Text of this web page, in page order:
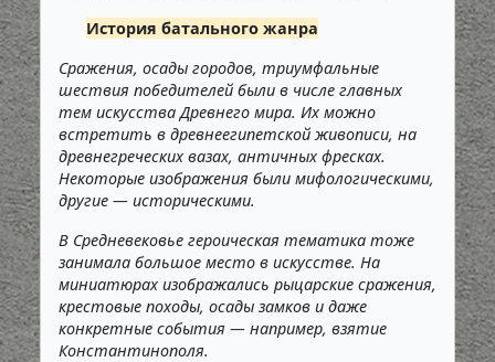
История батального жанра
Сражения, осады городов, триумфальные
шествия победителей были в числе главных
тем искусства Древнего мира. Их можно
встретить в древнеегипетской живописи, на
древнегреческих вазах, античных фресках.
Некоторые изображения были мифологическими,
другие — историческими.
В Средневековье героическая тематика тоже
занимала большое место в искусстве. На
миниатюрах изображались рыцарские сражения,
крестовые походы, осады замков и даже
конкретные события — например, взятие
Константинополя.